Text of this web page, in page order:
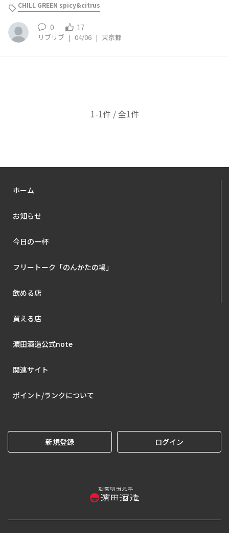
CHILL GREEN spicy&citrus
0 17
リブリブ | 04/06 | 東京都
1-1件 / 全1件
ホーム
お知らせ
今日の一杯
フリートーク「のんかたの場」
飲める店
買える店
濵田酒造公式note
関連サイト
ポイント/ランクについて
新規登録 ログイン